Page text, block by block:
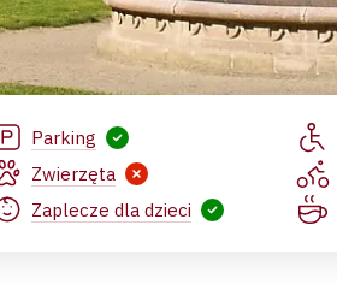
Parking
Zwierzęta
Zaplecze dla dzieci